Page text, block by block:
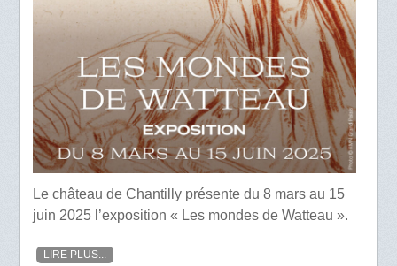
Le château de Chantilly présente du 8 mars au 15
juin 2025 l’exposition « Les mondes de Watteau ».
LIRE PLUS...